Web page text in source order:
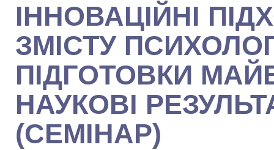
ІННОВАЦІЙНІ
ЗМІСТУ
ПІДГОТОВКИ
НАУКОВІ
(СЕМІНАР)